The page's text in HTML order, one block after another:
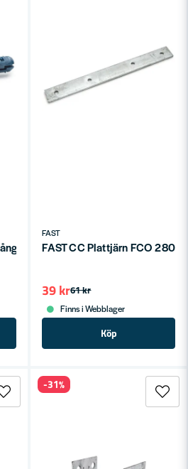
8x65mm (100st)
FAST
FAST CC Plattjärn FCO
61 kr
39 kr
Finns i Webblager
Köp
-31%